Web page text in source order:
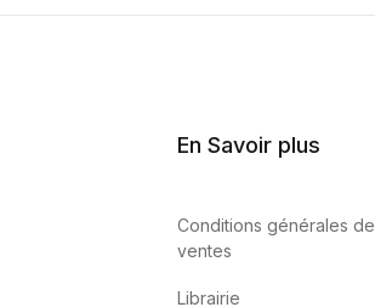
En Savoir plus
Conditions générales de
ventes
Librairie